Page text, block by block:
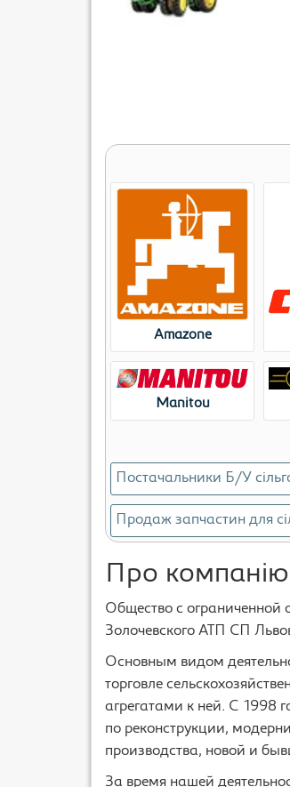
Amazone
Manitou
Постачальники Б/У
Продаж запчастин для
Про
Общество с ограниченной
Золочевского АТП СП
Основным видом
торговле
агрегатами к ней. С 1998
по реконструкции,
производства, новой и
За время нашей